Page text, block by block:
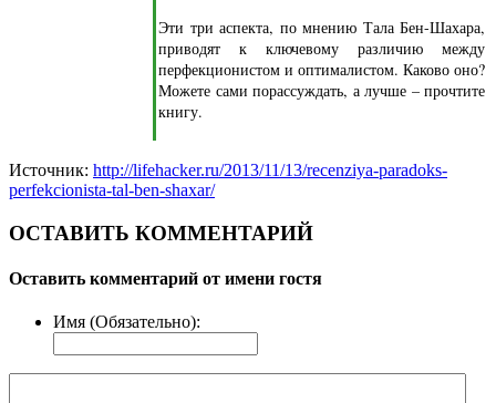
Эти три аспекта, по мнению Тала Бен-Шахара,
приводят к ключевому различию между
перфекционистом и оптималистом. Каково оно?
Можете сами порассуждать, а лучше – прочтите
книгу.
Источник: http://lifehacker.ru/2013/11/13/recenziya-paradoks-
perfekcionista-tal-ben-shaxar/
ОСТАВИТЬ КОММЕНТАРИЙ
Оставить комментарий от имени гостя
Имя (Обязательно):